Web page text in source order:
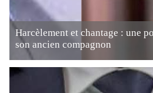
Harcèlement et chantage : une
son ancien compagnon